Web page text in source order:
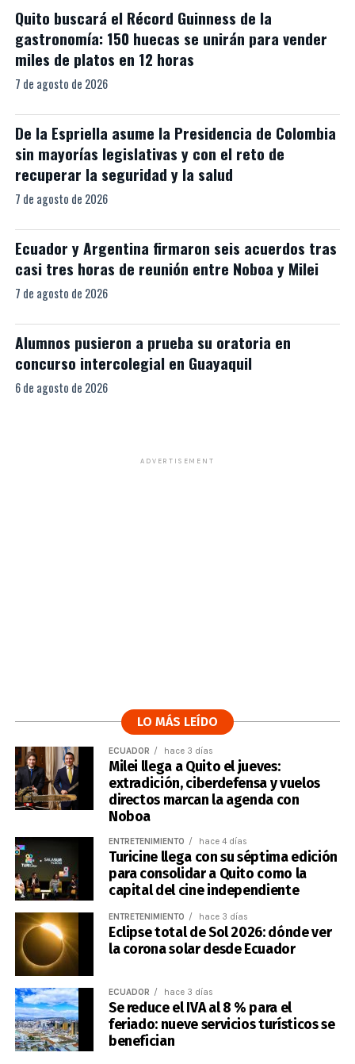
Quito buscará el Récord Guinness de la
gastronomía: 150 huecas se unirán para vender
miles de platos en 12 horas
7 de agosto de 2026
De la Espriella asume la Presidencia de Colombia
sin mayorías legislativas y con el reto de
recuperar la seguridad y la salud
7 de agosto de 2026
Ecuador y Argentina firmaron seis acuerdos tras
casi tres horas de reunión entre Noboa y Milei
7 de agosto de 2026
Alumnos pusieron a prueba su oratoria en
concurso intercolegial en Guayaquil
6 de agosto de 2026
ADVERTISEMENT
LO MÁS LEÍDO
ECUADOR hace 3 días
Milei llega a Quito el jueves:
extradición, ciberdefensa y vuelos
directos marcan la agenda con
Noboa
ENTRETENIMIENTO hace 4 días
Turicine llega con su séptima edición
para consolidar a Quito como la
capital del cine independiente
ENTRETENIMIENTO hace 3 días
Eclipse total de Sol 2026: dónde ver
la corona solar desde Ecuador
ECUADOR hace 3 días
Se reduce el IVA al 8 % para el
feriado: nueve servicios turísticos se
benefician